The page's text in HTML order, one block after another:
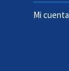
Mi cuenta